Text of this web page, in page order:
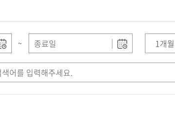
~ 1개월